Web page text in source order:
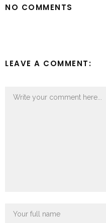
NO COMMENTS
LEAVE A COMMENT: